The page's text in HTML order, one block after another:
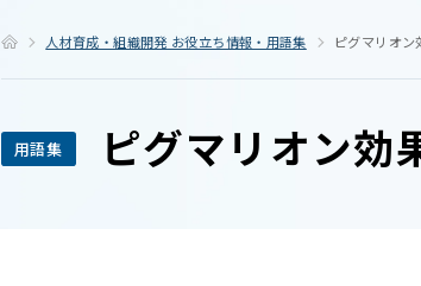
人材育成・組織開発 お役立ち情報・用語集 ピグマリオン
用語集 ピグマリオン効